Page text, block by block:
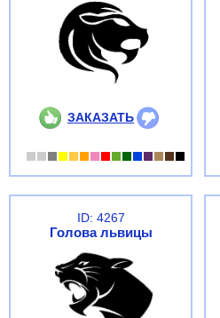
ЗАКАЗАТЬ
ID: 4267
Голова львицы